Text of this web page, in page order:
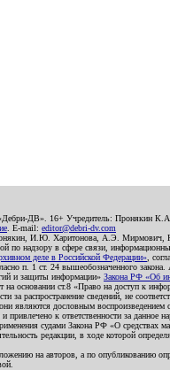
ДВ». 16+ Учредитель:
. E-mail: editor@debri-dv.com
Пронякин, И.Ю. Харитонова, А.Э.
по надзору в сфере связи,
деле в Российской Федерации» ,
п. 1 ст. 24 вышеобозначенного
и защиты информации» Закона РФ «Об
на основании ст.8 «Право на доступ к
распространение сведений, не
являются дословным
к ответственности за данное
судами Закона РФ «О средствах
редакции, в ходе которой
на авторов, а по опубликованию